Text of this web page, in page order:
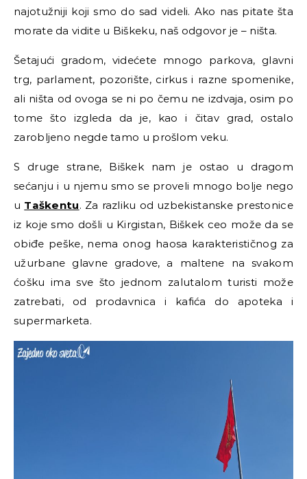
najotužniji koji smo do sad videli. Ako nas pitate šta
morate da vidite u Biškeku, naš odgovor je – ništa.
Šetajući gradom, videćete mnogo parkova, glavni
trg, parlament, pozorište, cirkus i razne spomenike,
ali ništa od ovoga se ni po čemu ne izdvaja, osim po
tome što izgleda da je, kao i čitav grad, ostalo
zarobljeno negde tamo u prošlom veku.
S druge strane, Biškek nam je ostao u dragom
sećanju i u njemu smo se proveli mnogo bolje nego
u Taškentu. Za razliku od uzbekistanske prestonice
iz koje smo došli u Kirgistan, Biškek ceo može da se
obiđe peške, nema onog haosa karakterističnog za
užurbane glavne gradove, a maltene na svakom
ćošku ima sve što jednom zalutalom turisti može
zatrebati, od prodavnica i kafića do apoteka i
supermarketa.